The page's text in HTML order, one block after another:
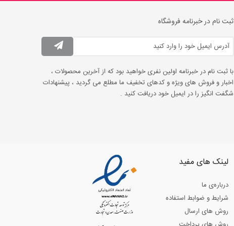
ثبت نام در خبرنامه فروشگاه
با ثبت نام در خبرنامه اولین نفری خواهید بود که از آخرین محصولات ،
اخبار و فروش های ویژه و کدهای تخفیف ما مطلع می گردید ، پیشنهادات
شگفت انگیز را در ایمیل خود دریافت کنید .
لینک های مفید
درباره‌ی ما
شرایط و ضوابط استفاده
روش های ارسال